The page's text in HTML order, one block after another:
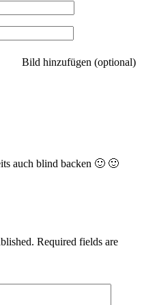
Bild hinzufügen (optional)
auch blind backen 🙂 🙂
Required fields are